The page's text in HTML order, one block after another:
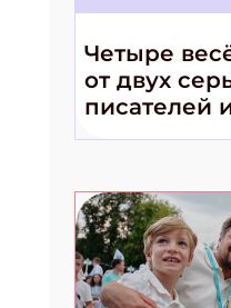
Четыре
от двух
писателей